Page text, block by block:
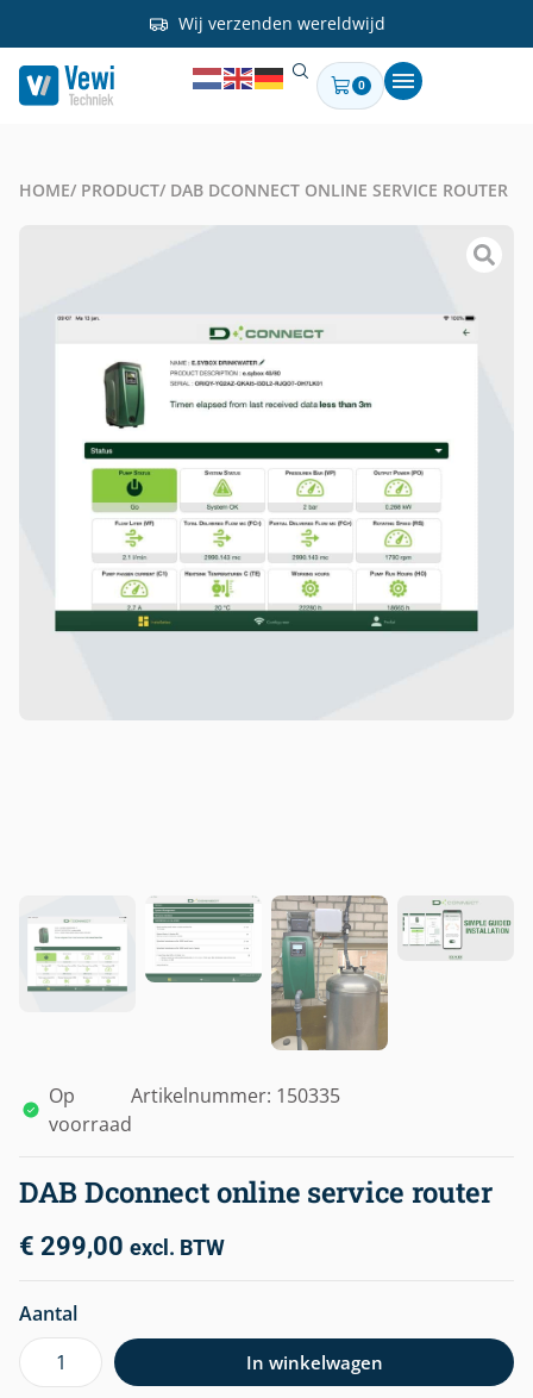
Wij verzenden wereldwijd
0
HOME/ PRODUCT/ DAB DCONNECT ONLINE SERVICE ROUTER
Op
voorraad
Artikelnummer: 150335
DAB Dconnect online service router
€ 299,00 excl. BTW
Aantal
In winkelwagen